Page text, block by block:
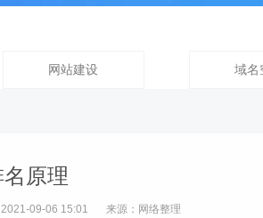
网站建设 域名
原理
09-06 15:01 来源：网络整理